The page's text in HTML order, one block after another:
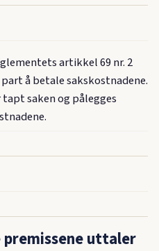
artikkel 69 nr. 2
å betale sakskostnadene.
saken og pålegges
premissene uttaler